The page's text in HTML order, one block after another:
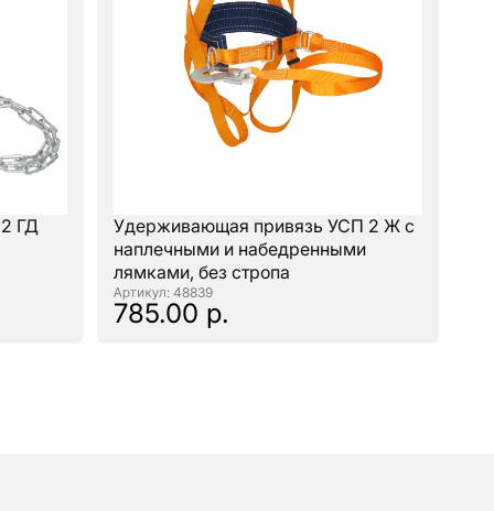
ГД
Удерживающая привязь УСП 2 Ж с
наплечными и набедренными
лямками, без стропа
: 48839
785.00 р.